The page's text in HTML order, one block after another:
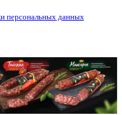
персональных данных